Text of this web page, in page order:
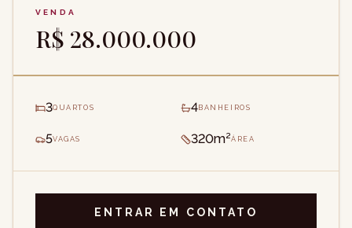
VENDA
R$ 28.000.000
3QUARTOS 4 BANHEIROS
5VAGAS 320m²ÁREA
ENTRAR EM CONTATO